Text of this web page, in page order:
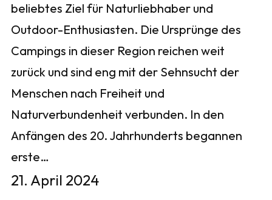
beliebtes Ziel für Naturliebhaber und
Outdoor-Enthusiasten. Die Ursprünge des
Campings in dieser Region reichen weit
zurück und sind eng mit der Sehnsucht der
Menschen nach Freiheit und
Naturverbundenheit verbunden. In den
Anfängen des 20. Jahrhunderts begannen
erste…
21. April 2024